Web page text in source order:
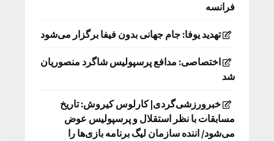
فرانسه
تهدید یوفا: جام جهانی بدون فیفا برگزار می‌شود
اختصاصی: مدافع پرسپولیس شاگرد منصوریان
شد
خبرورزشی‌گردی| کارلوس کیروش: تاریخ
مسابقات با نظر استقلال و پرسپولیس عوض
می‌شود/ اننده سازمان لیگ برنامه بازی‌ها را